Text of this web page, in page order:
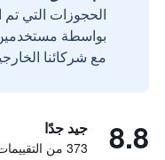
الحجوزات التي تم
مع شركائنا
8.8 جيد جدًا
373 من التقييمات تم التحقق منها